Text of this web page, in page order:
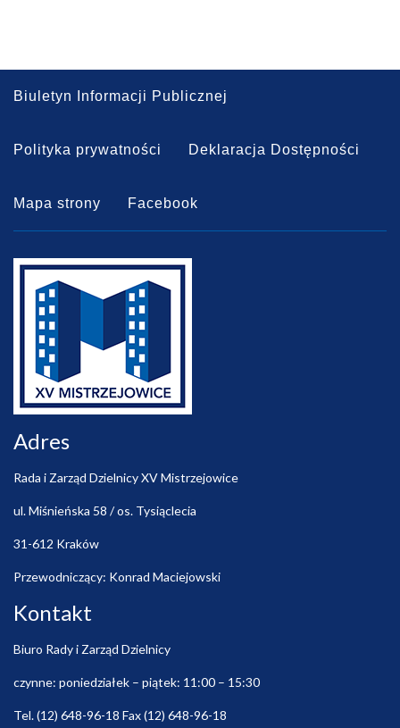
Biuletyn Informacji Publicznej
Polityka prywatności Deklaracja Dostępności
Mapa strony Facebook
Adres
Rada i Zarząd Dzielnicy XV Mistrzejowice
ul. Miśnieńska 58 / os. Tysiąclecia
31-612 Kraków
Przewodniczący: Konrad Maciejowski
Kontakt
Biuro Rady i Zarząd Dzielnicy
czynne: poniedziałek – piątek: 11:00 – 15:30
Tel. (12) 648-96-18 Fax (12) 648-96-18